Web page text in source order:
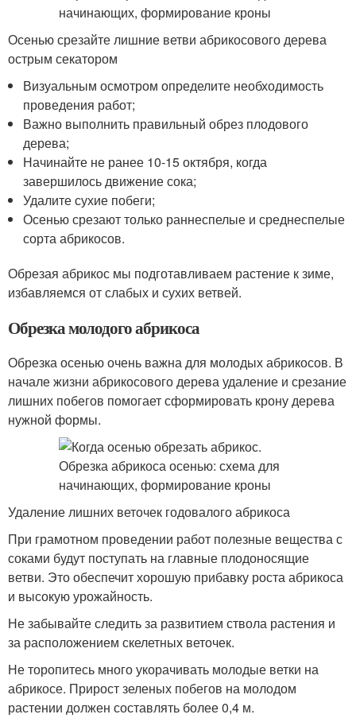
Осенью срезайте лишние ветви абрикосового дерева
острым секатором
Визуальным осмотром определите необходимость
проведения работ;
Важно выполнить правильный обрез плодового
дерева;
Начинайте не ранее 10-15 октября, когда
завершилось движение сока;
Удалите сухие побеги;
Осенью срезают только раннеспелые и среднеспелые
сорта абрикосов.
Обрезая абрикос мы подготавливаем растение к зиме,
избавляемся от слабых и сухих ветвей.
Обрезка молодого абрикоса
Обрезка осенью очень важна для молодых абрикосов. В
начале жизни абрикосового дерева удаление и срезание
лишних побегов помогает сформировать крону дерева
нужной формы.
Удаление лишних веточек годовалого абрикоса
При грамотном проведении работ полезные вещества с
соками будут поступать на главные плодоносящие
ветви. Это обеспечит хорошую прибавку роста абрикоса
и высокую урожайность.
Не забывайте следить за развитием ствола растения и
за расположением скелетных веточек.
Не торопитесь много укорачивать молодые ветки на
абрикосе. Прирост зеленых побегов на молодом
растении должен составлять более 0,4 м.